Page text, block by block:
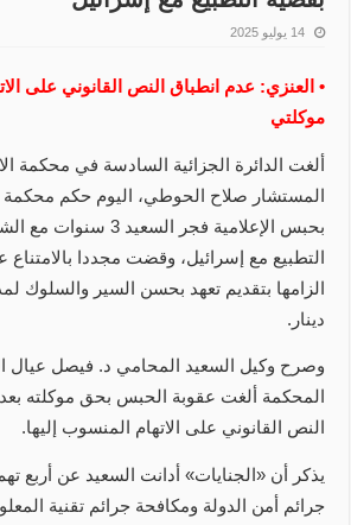
14 يوليو 2025
• العنزي: عدم انطباق النص القانوني على
موكلتي
ألغت الدائرة الجزائية السادسة في محكمة
المستشار صلاح الحوطي، اليوم حكم محكمة
بحبس الإعلامية فجر
التطبيع مع إسرائيل، وقضت مجددا بالامتناع
دينار.
وصرح وكيل السعيد المحامي د. فيصل عيال
المحكمة ألغت عقوبة الحبس بحق موكلته
النص القانوني على الاتهام المنسوب إليها.
يذكر أن ‏«الجنايات» أدانت السعيد عن أربع
جرائم أمن الدولة ومكافحة جرائم تقنية